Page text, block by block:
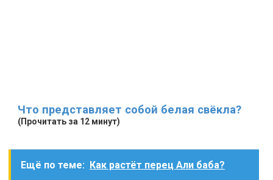
Что представляет собой белая свёкла?
(Прочитать за 12 минут)
Ещё по теме: Как растёт перец Али баба?